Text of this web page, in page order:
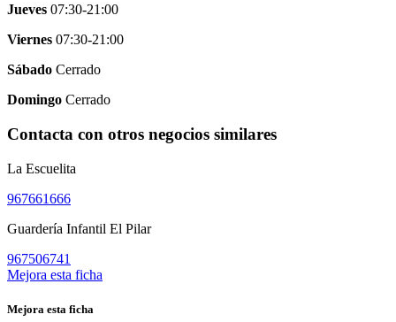
Jueves 07:30-21:00
Viernes 07:30-21:00
Sábado Cerrado
Domingo Cerrado
Contacta con otros negocios similares
La Escuelita
967661666
Guardería Infantil El Pilar
967506741
Mejora esta ficha
Mejora esta ficha